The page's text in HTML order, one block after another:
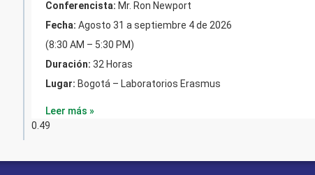
Conferencista: Mr. Ron Newport
Fecha: Agosto 31 a septiembre 4 de 2026
(8:30 AM – 5:30 PM)
Duración: 32 Horas
Lugar: Bogotá – Laboratorios Erasmus
Leer más »